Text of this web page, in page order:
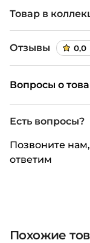
Товар в
Отзывы 0,0
Вопросы о
Есть вопросы?
Позвоните
ответим
Похожие